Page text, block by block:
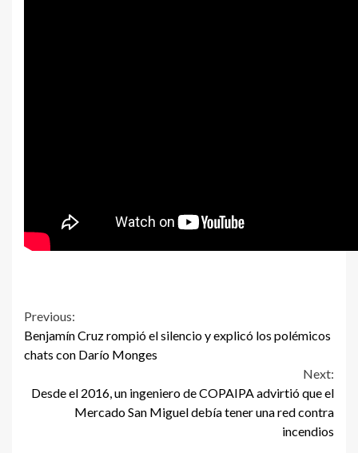
Continue
Reading
Previous:
Benjamín Cruz rompió el silencio y explicó los polémicos
chats con Darío Monges
Next:
Desde el 2016, un ingeniero de COPAIPA advirtió que el
Mercado San Miguel debía tener una red contra
incendios